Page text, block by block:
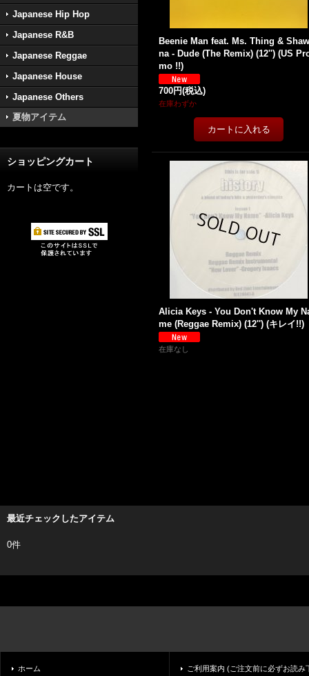
Japanese Hip Hop
Japanese R&B
Japanese Reggae
Japanese House
Japanese Others
夏物アイテム
ショッピングカート
カートは空です。
Beenie Man feat. Ms. Thing &
na - Dude (The Remix) (12'') (US
mo !!)
700円(税込)
在庫わずか
Alicia Keys - You Don't Know My
me (Reggae Remix) (12'') (キレイ!!)
在庫なし
最近チェックしたアイテム
0件
ホーム ご利用案内 (ご注文前に必ずお読み